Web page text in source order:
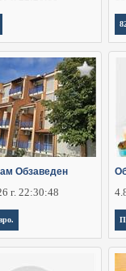
Обзаведен
г. 22:30:48